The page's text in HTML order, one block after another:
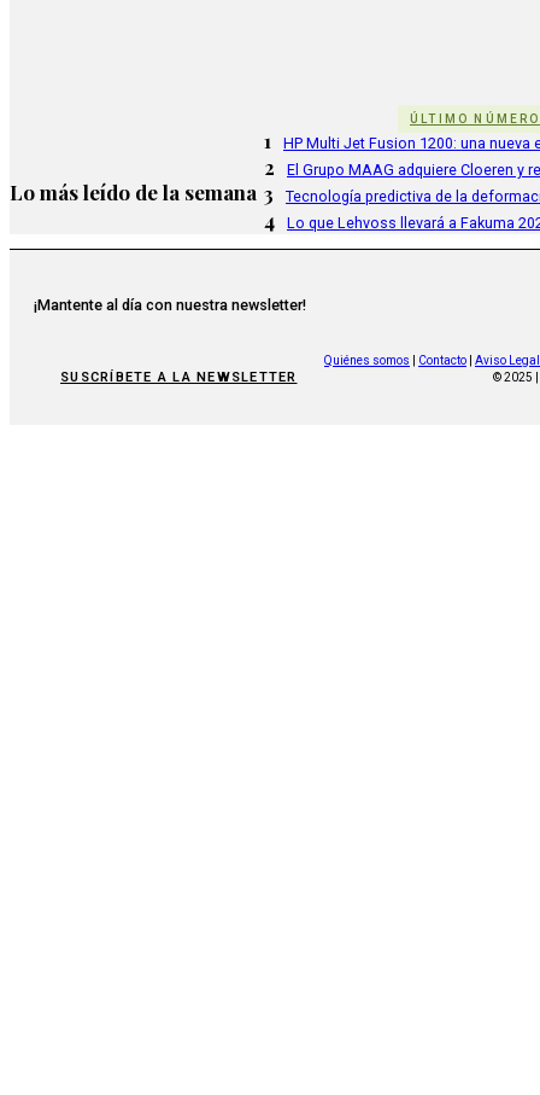
ÚLTIMO NÚMERO
Lo más leído de la semana
1 HP Multi Jet Fusion 1200: una
2 El Grupo MAAG adquiere Cloeren
3 Tecnología predictiva de la
4 Lo que Lehvoss llevará a Fakuma
¡Mantente al día con nuestra newsletter!
SUSCRÍBETE A LA NEWSLETTER
Quiénes somos Contacto
Aviso Legal
© 2025